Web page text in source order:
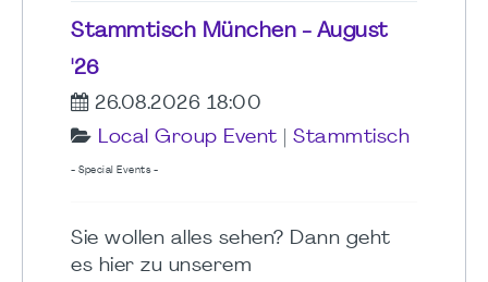
Stammtisch München - August
'26
26.08.2026 18:00
Local Group Event
Stammtisch
- Special Events -
Sie wollen alles sehen? Dann geht
es hier zu unserem